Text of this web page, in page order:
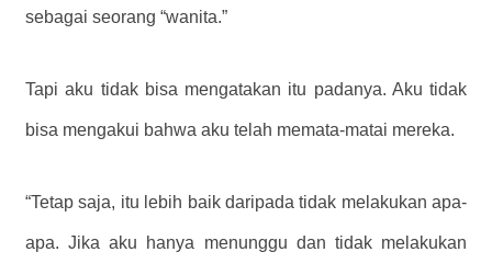
sebagai seorang “wanita.”
Tapi aku tidak bisa mengatakan itu padanya. Aku tidak
bisa mengakui bahwa aku telah memata-matai mereka.
“Tetap saja, itu lebih baik daripada tidak melakukan apa-
apa. Jika aku hanya menunggu dan tidak melakukan